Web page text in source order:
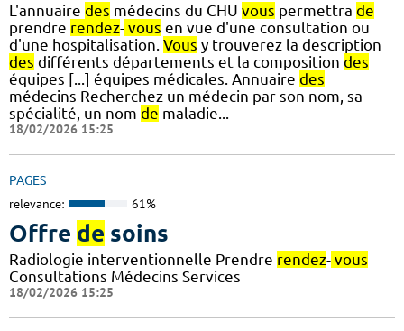
L'annuaire des médecins du CHU vous permettra de
prendre rendez- vous en vue d'une consultation ou
d'une hospitalisation. Vous y trouverez la description
des différents départements et la composition des
équipes [...] équipes médicales. Annuaire des
médecins Recherchez un médecin par son nom, sa
spécialité, un nom de maladie...
18/02/2026 15:25
PAGES
relevance: 61%
Offre de soins
Radiologie interventionnelle Prendre rendez- vous
Consultations Médecins Services
18/02/2026 15:25